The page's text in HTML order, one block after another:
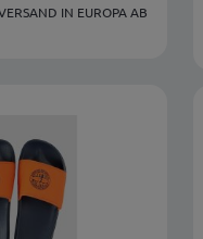
IN EUROPA AB